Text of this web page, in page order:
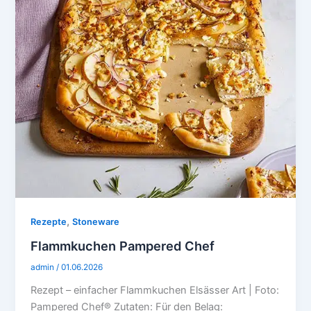
Rezepte,Stoneware
Flammkuchen Pampered Chef
admin /01.06.2026
Rezept – einfacher Flammkuchen Elsässer Art | Foto:
Pampered Chef® Zutaten: Für den Belag: